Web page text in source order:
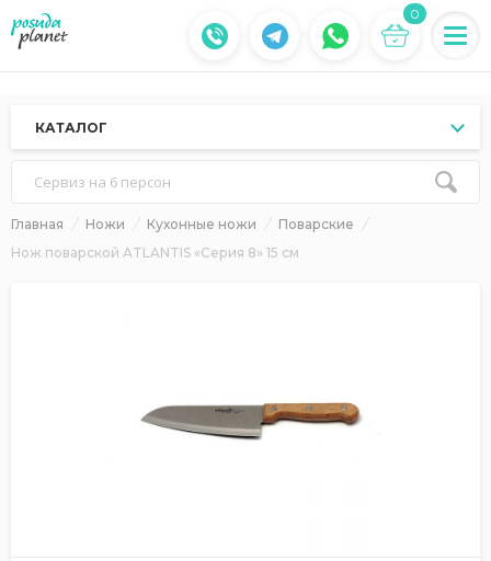
0
КАТАЛОГ
Сервиз на 6 персон
Главная Ножи Кухонные ножи
Поварские
Нож поварской ATLANTIS «Серия 8» 15 см